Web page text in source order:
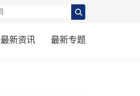
最新资讯 最新专题